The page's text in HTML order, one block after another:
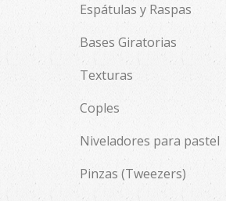
Espátulas y Raspas
Bases Giratorias
Texturas
Coples
Niveladores para pastel
Pinzas (Tweezers)